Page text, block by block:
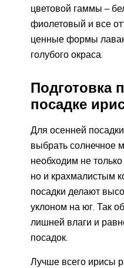
цветовой гаммы –
фиолетовый и все
ценные формы
голубого окраса.
Подготовка
посадке
Для осенней
выбрать солнечное
необходим не только
но и крахмалистым
посадки делают
уклоном на юг. Так
лишней влаги и
посадок.
Лучше всего ирисы